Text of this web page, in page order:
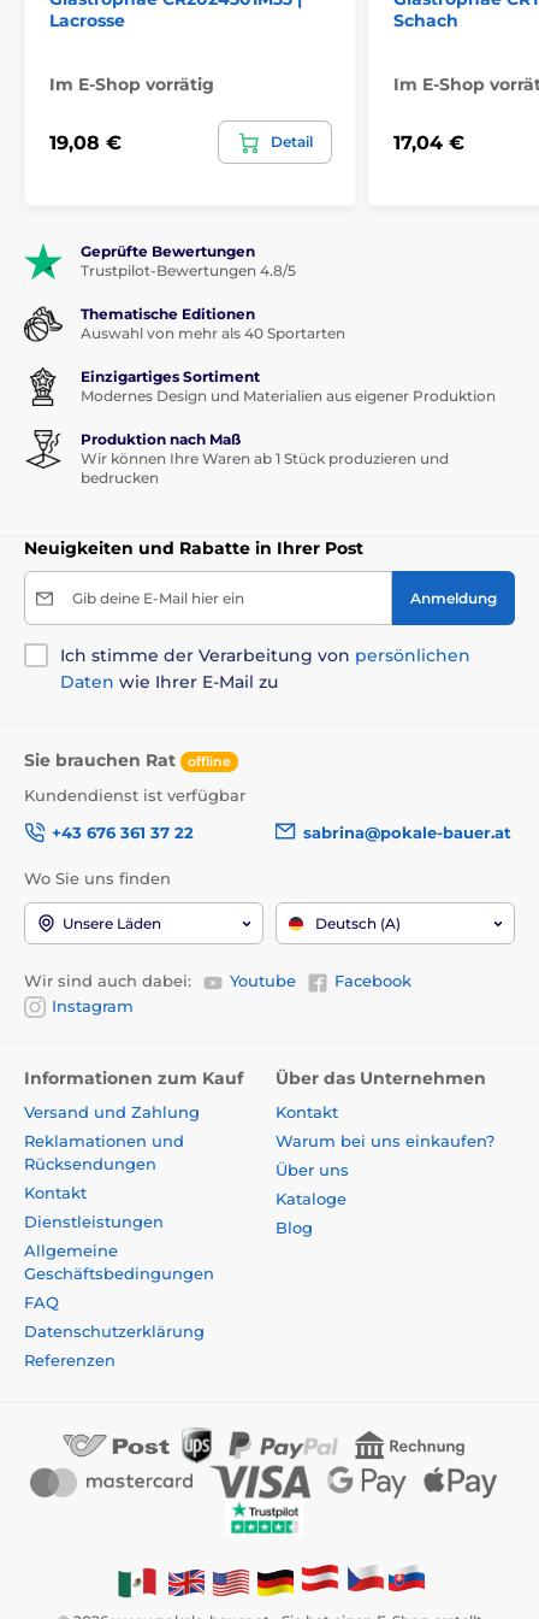
Lacrosse
Im E-Shop vorrätig
19,08 € Detail
Schach
Im E-Shop
17,04 €
Geprüfte Bewertungen
Trustpilot-Bewertungen 4.8/5
Thematische Editionen
Auswahl von mehr als 40 Sportarten
Einzigartiges Sortiment
Modernes Design und Materialien aus eigener Produktion
Produktion nach Maß
Wir können Ihre Waren ab 1 Stück produzieren und
bedrucken
Neuigkeiten und Rabatte in Ihrer Post
Gib deine E-Mail hier ein Anmeldung
Ich stimme der Verarbeitung von persönlichen
Daten wie Ihrer E-Mail zu
Sie brauchen Rat offline
Kundendienst ist verfügbar
+43 676 361 37 22
sabrina@pokale-bauer.at
Wo Sie uns finden
Unsere Läden Deutsch (A)
Wir sind auch dabei: Youtube
Facebook
Instagram
Informationen zum Kauf
Versand und Zahlung
Reklamationen und
Rücksendungen
Kontakt
Dienstleistungen
Allgemeine
Geschäftsbedingungen
FAQ
Datenschutzerklärung
Referenzen
Über das Unternehmen
Kontakt
Warum bei uns einkaufen?
Über uns
Kataloge
Blog